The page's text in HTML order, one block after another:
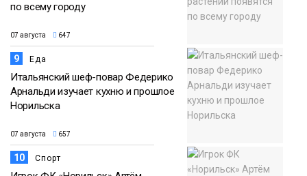
по всему городу
07 августа 647
9 Еда
Итальянский шеф-повар Федерико
Арнальди изучает кухню и прошлое
Норильска
07 августа 657
10 Спорт